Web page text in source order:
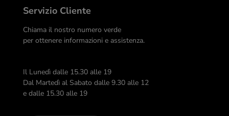
Servizio Cliente
Chiama il nostro numero verde
per ottenere informazioni e assistenza.
Il Lunedì dalle 15.30 alle 19
Dal Martedì al Sabato dalle 9.30 alle 12
e dalle 15.30 alle 19